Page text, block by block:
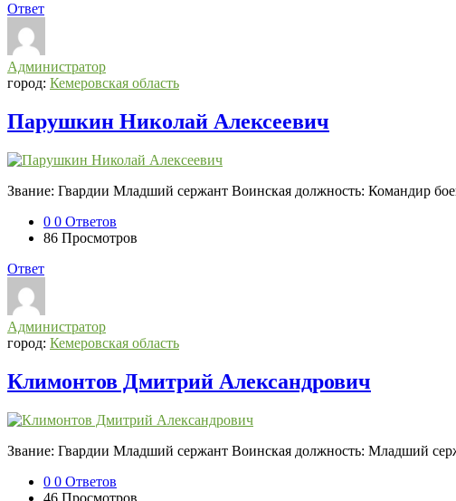
Ответ
Администратор
город: Кемеровская область
Парушкин Николай Алексеевич
Звание: Гвардии Младший сержант Воинская должность: Командир
0 0 Ответов
86 Просмотров
Ответ
Администратор
город: Кемеровская область
Климонтов Дмитрий Александрович
Звание: Гвардии Младший сержант Воинская должность: Младший
0 0 Ответов
46 Просмотров